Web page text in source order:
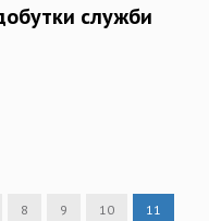
служби
8 9 10 11